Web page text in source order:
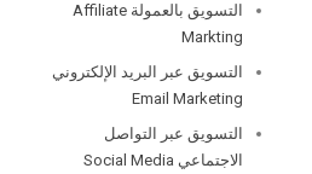
التسويق بالعمولة Affiliate
Markting
التسويق عبر البريد الإلكتروني
Email Marketing
التسويق عبر التواصل
الاجتماعي Social Media